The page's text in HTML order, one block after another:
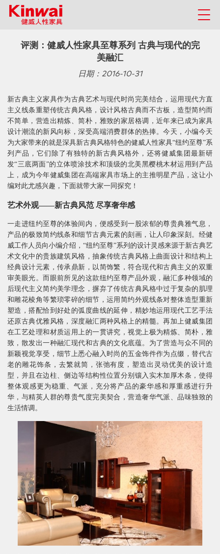
评测：健威人性家具至尊系列 古典与现代的完
美融汇
日期：2016-10-31
新古典主义家具作为古典艺术与现代时尚完美结合，运用现代方直
主义线条重塑传统古典风格，设计风格古典而不古板，造型简约而
不简单，营造出精炼、简朴，雅致的家居格调，近年来已成为家具
设计潮流的新风向标，深受高端消费群体的热捧。今天，小编今天
为大家带来的就是深具新古典风格特色的健威人性家具“纽约至尊”系
列产品，它们除了有独特的新古典风格外，还将健威集团最新研
发“三底两面”的立体喷涂技术和顶级的北美黑樱桃木材运用到产品
上，成为今年健威集团在高端家具市场上的主推明星产品，这让小
编对此尤感兴趣，下面就带大家一同探究！
艺术外观——新古典风范 尽享奢华感
一走进纽约至尊的体验间内，便感受到一股浓郁的尊贵典雅气息，
产品的极致简约线条和细节古典元素的刻画，让人印象深刻。经健
威工作人员向小编介绍，“纽约至尊”系列的设计灵感来源于新古典艺
术文化中的贵族建筑风格，抽象传统古典风格上曲面设计和结构上
经典设计元素，传承鼎新，以简饰繁，符合现代和古典主义的双重
审美眼光。而眼前所见的这款纽约至尊产品外观，融汇多种领域的
后现代主义简约美学理念，摒弃了传统古典风格中过于复杂的肌理
和雕花棱角等繁琐零碎的细节，运用简约外观线条对整体造型重新
塑造，搭配恰到好处的弧度曲线的延伸，精妙地运用现代工艺手法
还原古典优雅风格，深度融汇两种风格上的精髓。再加上健威集团
在工艺处理和材质运用上的一贯讲究，视觉上极为精炼、简朴，雅
致，散发出一种融汇现代和古典的文化底蕴。为了营造与众不同的
新颖视觉享受，细节上悉心融入时尚的五金饰件作为点缀，替代古
老的雕花饰条，去繁就简，张弛有度，塑造出灵动优美的设计造
型，并且在边柱、侧边等结构性位置分别镶入实木加厚木条，使得
整体观感更为稳重、气派，充分将产品的豪华感和厚重感进行升
华，与精英人群的尊贵气度完美契合，营造奢华气派、品味独致的
生活情调。